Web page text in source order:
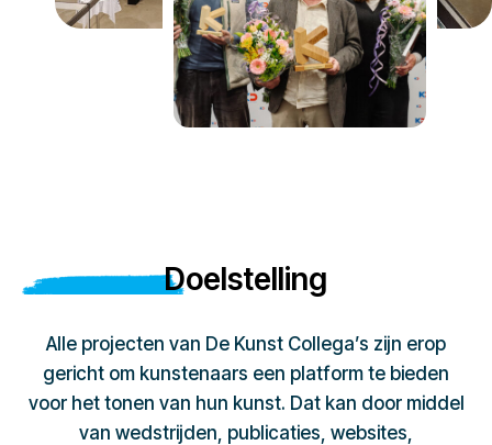
Doelstelling
Alle projecten van De Kunst Collega’s zijn erop
gericht om kunstenaars een platform te bieden
voor het tonen van hun kunst. Dat kan door middel
van wedstrijden, publicaties, websites,